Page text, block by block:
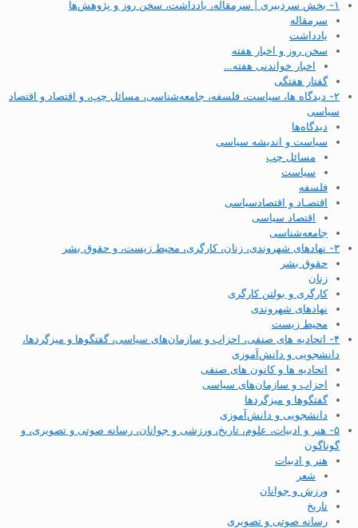
۱- بخش سردبیری | سرمقاله، یادداشت، سخن روز و پژوهش‌ها
سرمقاله
یادداشت
سخن روز و اخبار هفته
اخبار خواندنی هفته…
گفتار هفتگی
۲- دیدگاه ها، سیاست، فلسفه، جامعه‌شناسی، مسائل چپ، و اقتصاد و اقتصاد
سیاسی
دیدگاه‌ها
سیاست و اندیشه سیاسی
مسائل چپ
سیاست
فلسفه
اقتصـاد و اقتصاد‌سیاسی
اقتصاد سیاسی
جامعه‌شناسی
۳- نهادهای شهروندی، زنان، کارگری، محیط زیست، و حقوق بشر
حقوق بشر
زنان
کارگری و بولتن کارگری
نهادهای شهروندی
محیط زیست
۴- اتحادیه های صنفی، احزاب و سازمان‌های سیاسی، گفتگوها و میزگردها،
دانشجویی و دانش‌آموزی
اتحادیه ها و کانون های صنفی
احزاب و سازمان‌های سیاسی
گفتگوها و میزگردها
دانشجویی و دانش‌آموزی
۵- هنر و ادبیات، علوم، تاریخ، ورزشی و جوانان، رسانه صوتی و تصویری، و
گوناگون
هنر و ادبیات
شعر
ورزش و جوانان
تاریخ
رسانه صوتی و تصویری